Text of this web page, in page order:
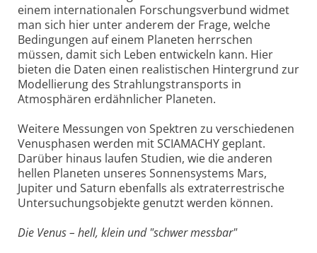
einem internationalen Forschungsverbund widmet
man sich hier unter anderem der Frage, welche
Bedingungen auf einem Planeten herrschen
müssen, damit sich Leben entwickeln kann. Hier
bieten die Daten einen realistischen Hintergrund zur
Modellierung des Strahlungstransports in
Atmosphären erdähnlicher Planeten.
Weitere Messungen von Spektren zu verschiedenen
Venusphasen werden mit SCIAMACHY geplant.
Darüber hinaus laufen Studien, wie die anderen
hellen Planeten unseres Sonnensystems Mars,
Jupiter und Saturn ebenfalls als extraterrestrische
Untersuchungsobjekte genutzt werden können.
Die Venus – hell, klein und "schwer messbar"